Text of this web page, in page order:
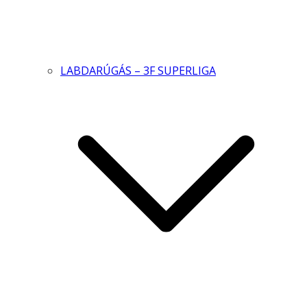
LABDARÚGÁS – 3F SUPERLIGA